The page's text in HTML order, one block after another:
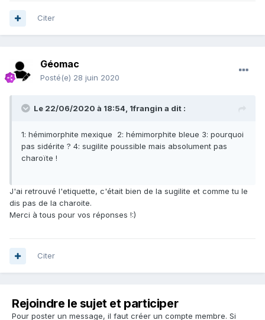
Citer
Géomac
Posté(e) 28 juin 2020
Le 22/06/2020 à 18:54, 1frangin a dit :
1: hémimorphite mexique 2: hémimorphite bleue 3: pourquoi
pas sidérite ? 4: sugilite poussible mais absolument pas
charoïte !
J'ai retrouvé l'etiquette, c'était bien de la sugilite et comme tu le
dis pas de la charoite.
Merci à tous pour vos réponses !:)
Citer
Rejoindre le sujet et participer
Pour poster un message, il faut créer un compte membre. Si